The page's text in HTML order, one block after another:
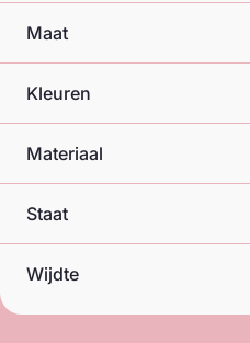
Maat
Kleuren
Materiaal
Staat
Wijdte